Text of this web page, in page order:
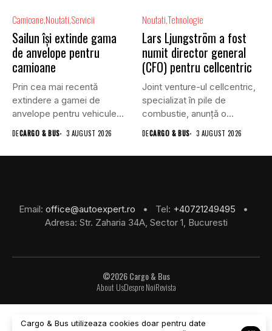
Camioane Noutati Servicii
Sailun își extinde gama
de anvelope pentru
camioane
Prin cea mai recentă
extindere a gamei de
anvelope pentru vehicule
comerciale,...
DECARGO & BUS 3 AUGUST 2026
NoutatiTehnologie
Lars Ljungström a fost
numit director general
(CFO) pentru cellcentric
Joint venture-ul cellcentric,
specializat în pile de
combustie, anunță o
schimbare în...
DECARGO & BUS 3 AUGUST 2026
Email: office@autoexpert.ro • Tel: +40721249495
•
Adresa: Str. Zaharia 34A, Sector 1, Bucuresti
©2026 Cargo & Bus
About UsDespre NoiRevista
Cargo & Bus utilizeaza cookies doar pentru date